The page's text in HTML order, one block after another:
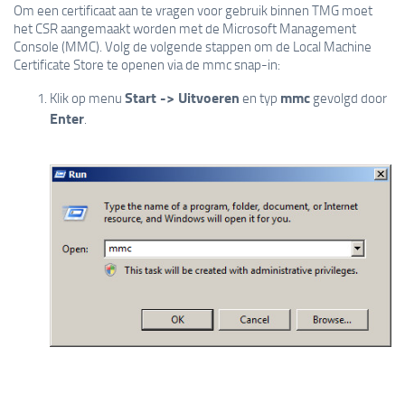
Om een certificaat aan te vragen voor gebruik binnen TMG moet
het CSR aangemaakt worden met de Microsoft Management
Console (MMC). Volg de volgende stappen om de Local Machine
Certificate Store te openen via de mmc snap-in:
Klik op menu Start -> Uitvoeren en typ mmc gevolgd door
Enter.